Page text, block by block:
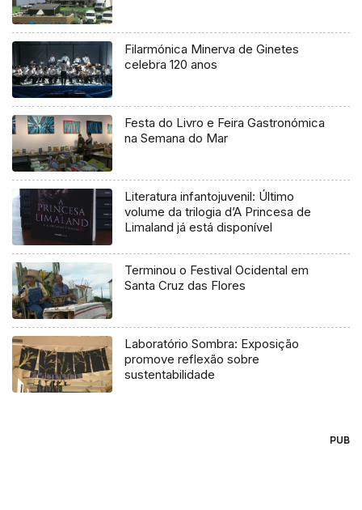
Filarmónica Minerva de Ginetes
celebra 120 anos
Festa do Livro e Feira Gastronómica
na Semana do Mar
Literatura infantojuvenil: Último
volume da trilogia d’A Princesa de
Limaland já está disponível
Terminou o Festival Ocidental em
Santa Cruz das Flores
Laboratório Sombra: Exposição
promove reflexão sobre
sustentabilidade
PUB